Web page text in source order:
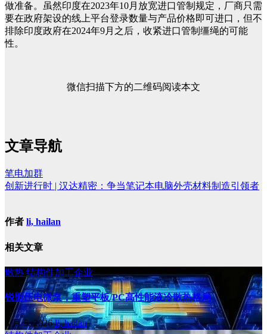
做准备。虽然印度在2023年10月放宽进口管制规定，厂商只需
要在政府架设的线上平台登录数量与产品价格即可进口，但不
排除印度政府在2024年9月之后，收紧进口管制缰绳的可能
性。
微信扫描下方的二维码阅读本文
文章导航
笔电加群
创新进行时 | 汉达精密：争当笔记本电脑外壳材料制造引领者
作者 li, hailan
相关文章
散热 结构件加工企业
锐盟压电微泵，重塑平板/PC高性能液冷散热格局
8 月 5, 2026li, hailan